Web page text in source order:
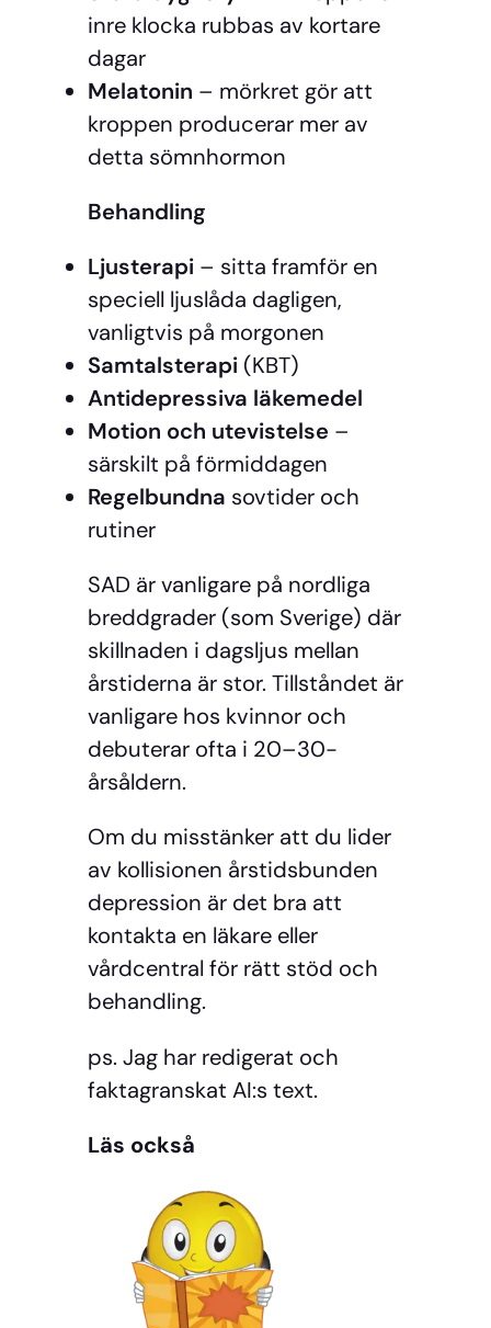
inre klocka rubbas av kortare
dagar
Melatonin – mörkret gör att
kroppen producerar mer av
detta sömnhormon
Behandling
Ljusterapi – sitta framför en
speciell ljuslåda dagligen,
vanligtvis på morgonen
Samtalsterapi (KBT)
Antidepressiva läkemedel
Motion och utevistelse –
särskilt på förmiddagen
Regelbundna sovtider och
rutiner
SAD är vanligare på nordliga
breddgrader (som Sverige) där
skillnaden i dagsljus mellan
årstiderna är stor. Tillståndet är
vanligare hos kvinnor och
debuterar ofta i 20–30-
årsåldern.
Om du misstänker att du lider
av kollisionen årstidsbunden
depression är det bra att
kontakta en läkare eller
vårdcentral för rätt stöd och
behandling.
ps. Jag har redigerat och
faktagranskat AI:s text.
Läs också